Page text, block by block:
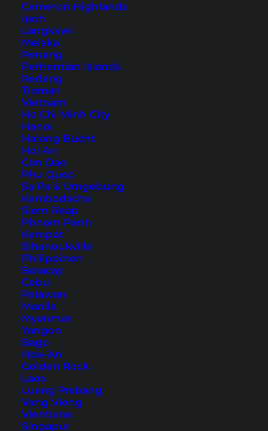
Cameron Highlands
Ipoh
Langkawi
Melaka
Penang
Perhentian Islands
Redang
Tioman
Vietnam
Ho Chi Minh City
Hanoi
Halong Bucht
Hoi An
Con Dao
Phu Quoc
Sa Pa & Umgebung
Kambodscha
Siem Reap
Phnom Penh
Kampot
Sihanoukville
Philippinen
Boracay
Cebu
Palawan
Manila
Myanmar
Yangon
Bago
Hpa-An
Golden Rock
Laos
Luang Prabang
Vang Vieng
Vientiane
Singapur
5. Takeshita Dori
6. Meiji Schrein
7. Kaiserpalast
8. Tokyo Tower
9. Kabukicho
10. Ameya Yokocho Markt (Ameyoko)
11. Odaiba mit Rainbow Bridge
Tokio Sehenswürdigkeiten: Touren und
Tickets
Anreise nach Tokio
Es ist nicht leicht, sich die Top Tokio
Sehenswürdigkeiten herauszusuchen, denn
jeder hat einen anderen Geschmack. Wir
möchten dir mit unseren 11 Tokio Tipps jedoch
einen kleinen Einblick zu Orten, die du auf
keinen Fall verpassen solltest, geben.
Übernachtung in Tokio – unser
Hoteltipp
Die Auswahl an Hotels in Tokio ist riesig und eine
gute Ausgangslage ist es immer, wenn du eine
Metro-Station dicht an deinem Hotel hast. Wir